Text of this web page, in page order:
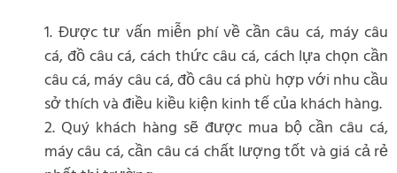
1. Được tư vấn miễn phí về cần câu cá, máy câu
cá, đồ câu cá, cách thức câu cá, cách lựa chọn cần
câu cá, máy câu cá, đồ câu cá phù hợp với nhu cầu
sở thích và điều kiều kiện kinh tế của khách hàng.
2. Quý khách hàng sẽ được mua bộ cần câu cá,
máy câu cá, cần câu cá chất lượng tốt và giá cả rẻ